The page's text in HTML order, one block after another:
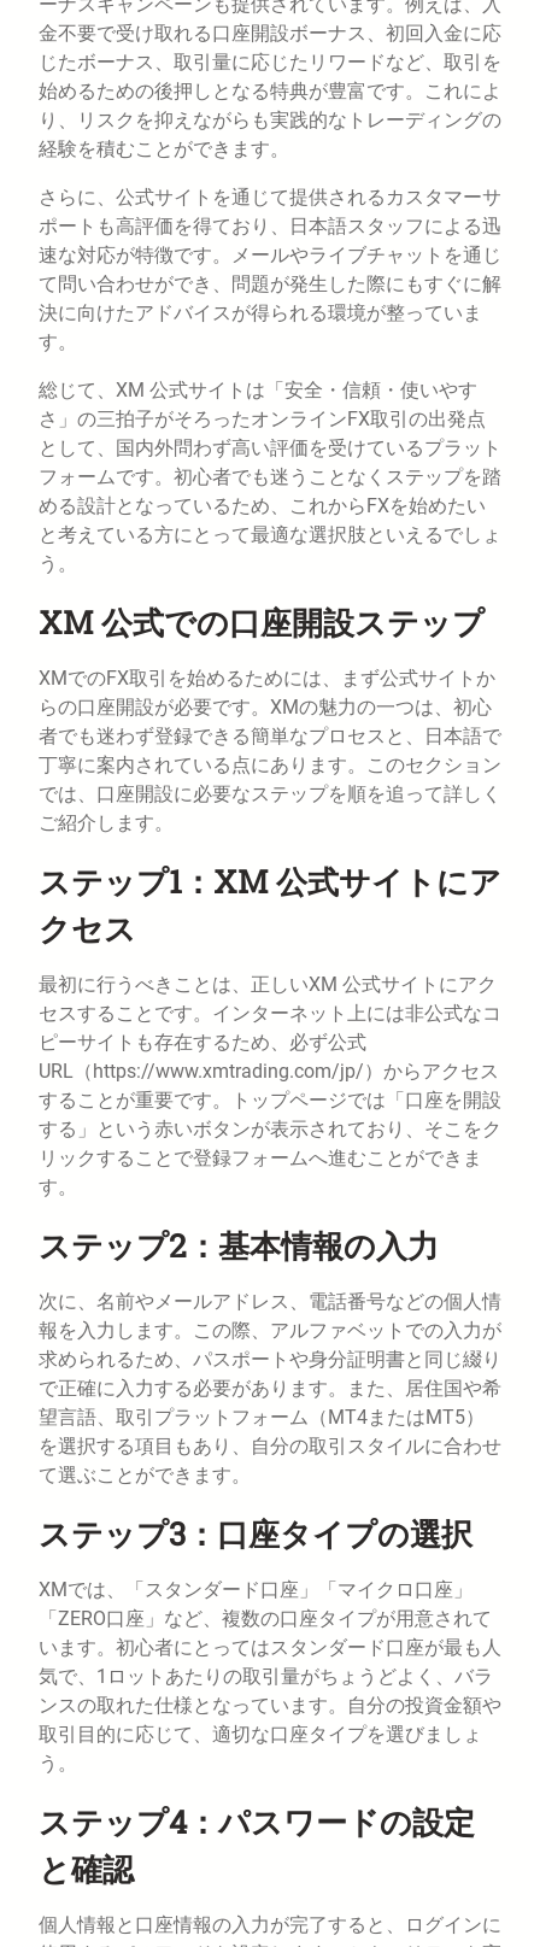
ーナスキャンペーンも提供されています。例えば、入
金不要で受け取れる口座開設ボーナス、初回入金に応
じたボーナス、取引量に応じたリワードなど、取引を
始めるための後押しとなる特典が豊富です。これによ
り、リスクを抑えながらも実践的なトレーディングの
経験を積むことができます。
さらに、公式サイトを通じて提供されるカスタマーサ
ポートも高評価を得ており、日本語スタッフによる迅
速な対応が特徴です。メールやライブチャットを通じ
て問い合わせができ、問題が発生した際にもすぐに解
決に向けたアドバイスが得られる環境が整っていま
す。
総じて、XM 公式サイトは「安全・信頼・使いやす
さ」の三拍子がそろったオンラインFX取引の出発点
として、国内外問わず高い評価を受けているプラット
フォームです。初心者でも迷うことなくステップを踏
める設計となっているため、これからFXを始めたい
と考えている方にとって最適な選択肢といえるでしょ
う。
XM 公式での口座開設ステップ
XMでのFX取引を始めるためには、まず公式サイトか
らの口座開設が必要です。XMの魅力の一つは、初心
者でも迷わず登録できる簡単なプロセスと、日本語で
丁寧に案内されている点にあります。このセクション
では、口座開設に必要なステップを順を追って詳しく
ご紹介します。
ステップ1：XM 公式サイトにア
クセス
最初に行うべきことは、正しいXM 公式サイトにアク
セスすることです。インターネット上には非公式なコ
ピーサイトも存在するため、必ず公式
URL（https://www.xmtrading.com/jp/）からアクセス
することが重要です。トップページでは「口座を開設
する」という赤いボタンが表示されており、そこをク
リックすることで登録フォームへ進むことができま
す。
ステップ2：基本情報の入力
次に、名前やメールアドレス、電話番号などの個人情
報を入力します。この際、アルファベットでの入力が
求められるため、パスポートや身分証明書と同じ綴り
で正確に入力する必要があります。また、居住国や希
望言語、取引プラットフォーム（MT4またはMT5）
を選択する項目もあり、自分の取引スタイルに合わせ
て選ぶことができます。
ステップ3：口座タイプの選択
XMでは、「スタンダード口座」「マイクロ口座」
「ZERO口座」など、複数の口座タイプが用意されて
います。初心者にとってはスタンダード口座が最も人
気で、1ロットあたりの取引量がちょうどよく、バラ
ンスの取れた仕様となっています。自分の投資金額や
取引目的に応じて、適切な口座タイプを選びましょ
う。
ステップ4：パスワードの設定
と確認
個人情報と口座情報の入力が完了すると、ログインに